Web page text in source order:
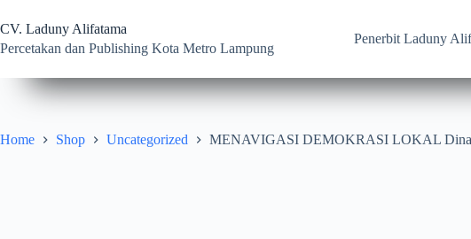
to
content
CV. Laduny Alifatama
Percetakan dan Publishing Kota Metro Lampung
Penerbit Laduny
Home Shop Uncategorized MENAVIGASI DEMOKRASI LOKAL